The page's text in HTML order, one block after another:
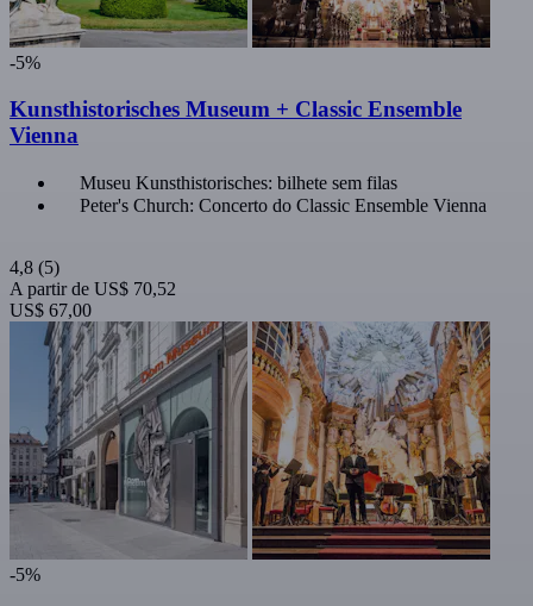
-5%
Kunsthistorisches Museum + Classic Ensemble
Vienna
Museu Kunsthistorisches: bilhete sem filas
Peter's Church: Concerto do Classic Ensemble Vienna
4,8 (5)
A partir de US$ 70,52
US$ 67,00
-5%